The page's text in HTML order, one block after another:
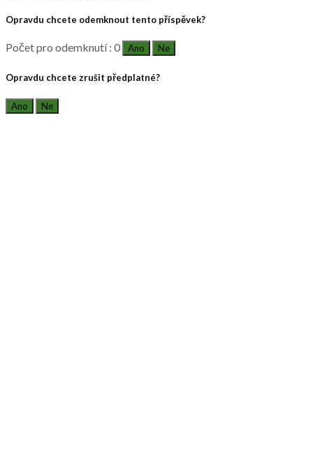
Opravdu chcete odemknout tento příspěvek?
Počet pro odemknutí : 0 Ano Ne
Opravdu chcete zrušit předplatné?
Ano Ne